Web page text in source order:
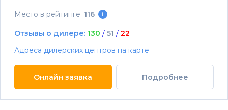
Место в рейтинге 116 i
Отзывы о дилере: 130 / 51 / 22
Адреса дилерских центров на карте
Онлайн заявка Подробнее